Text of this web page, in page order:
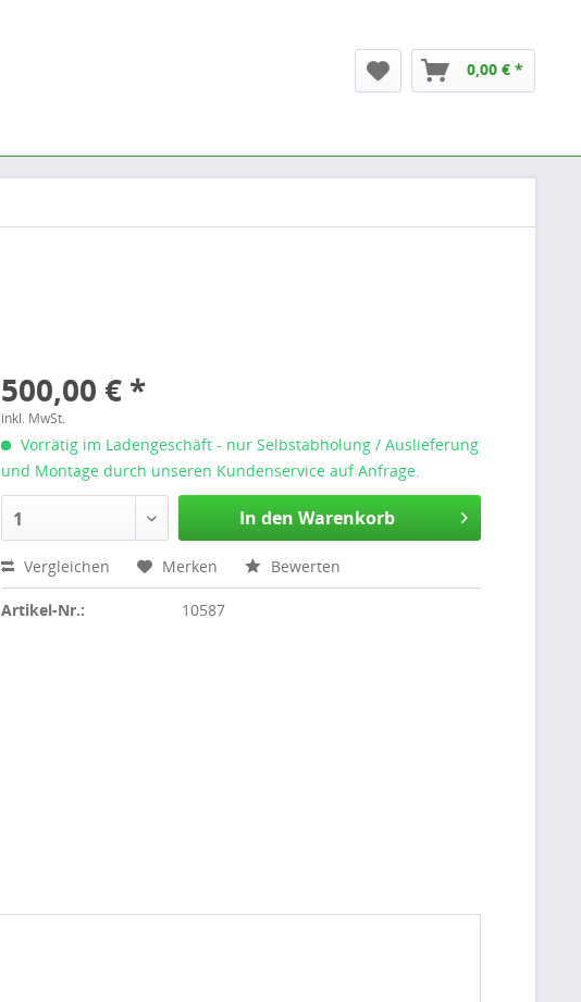
0,00 € *
500,00 € *
inkl. MwSt.
Vorrätig im Ladengeschäft - nur Selbstabholung / Auslieferung
und Montage durch unseren Kundenservice auf Anfrage.
1 In den Warenkorb
Vergleichen Merken Bewerten
Artikel-Nr.: 10587